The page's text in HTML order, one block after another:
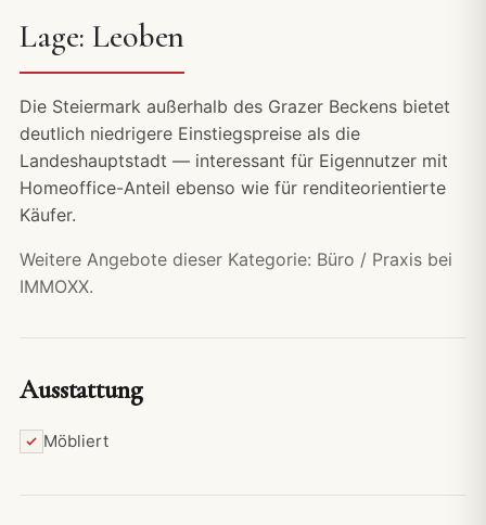
Lage: Leoben
Die Steiermark außerhalb des Grazer Beckens bietet
deutlich niedrigere Einstiegspreise als die
Landeshauptstadt — interessant für Eigennutzer mit
Homeoffice-Anteil ebenso wie für renditeorientierte
Käufer.
Weitere Angebote dieser Kategorie: Büro / Praxis bei
IMMOXX.
Ausstattung
Möbliert